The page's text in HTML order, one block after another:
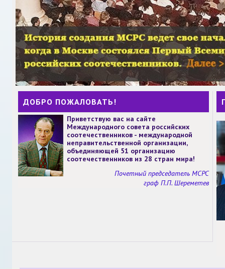
ДОБРО ПОЖАЛОВАТЬ!
Приветствую вас на сайте
Международного совета российских
соотечественников - международной
неправительственной организации,
объединяющей 51 организацию
соотечественников из 28 стран мира!
Почетный председатель МСРС
граф П.П. Шереметев